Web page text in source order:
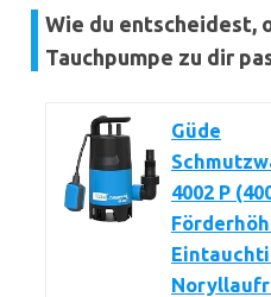
Wie du entscheidest,
Tauchpumpe zu dir
Güde
4002 P